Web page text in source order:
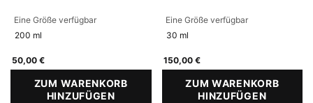
Eine Größe verfügbar
200 ml
50,00 €
ZUM WARENKORB
HINZUFÜGEN BLEMISH + AGE TONER
Eine Größe verfügbar
30 ml
150,00 €
ZUM WARENKORB
HINZUFÜGEN